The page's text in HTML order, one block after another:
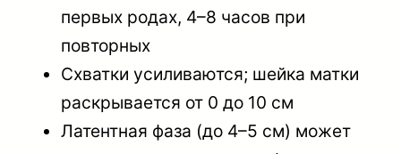
первых родах, 4–8 часов при
повторных
Схватки усиливаются; шейка матки
раскрывается от 0 до 10 см
Латентная фаза (до 4–5 см) может